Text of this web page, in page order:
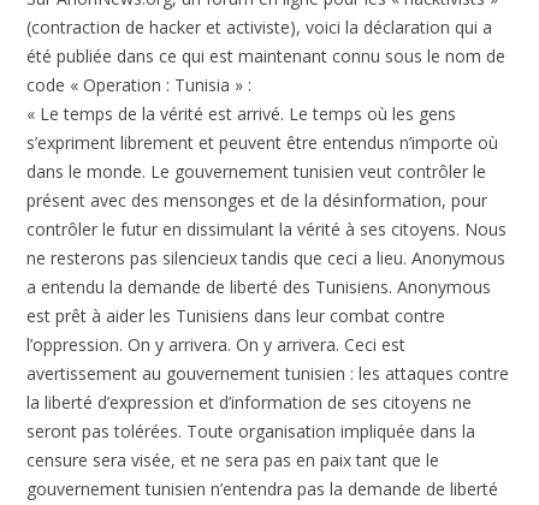
(contraction de hacker et activiste), voici la déclaration qui a
été publiée dans ce qui est maintenant connu sous le nom de
code « Operation : Tunisia » :
« Le temps de la vérité est arrivé. Le temps où les gens
s’expriment librement et peuvent être entendus n’importe où
dans le monde. Le gouvernement tunisien veut contrôler le
présent avec des mensonges et de la désinformation, pour
contrôler le futur en dissimulant la vérité à ses citoyens. Nous
ne resterons pas silencieux tandis que ceci a lieu. Anonymous
a entendu la demande de liberté des Tunisiens. Anonymous
est prêt à aider les Tunisiens dans leur combat contre
l’oppression. On y arrivera. On y arrivera. Ceci est
avertissement au gouvernement tunisien : les attaques contre
la liberté d’expression et d’information de ses citoyens ne
seront pas tolérées. Toute organisation impliquée dans la
censure sera visée, et ne sera pas en paix tant que le
gouvernement tunisien n’entendra pas la demande de liberté